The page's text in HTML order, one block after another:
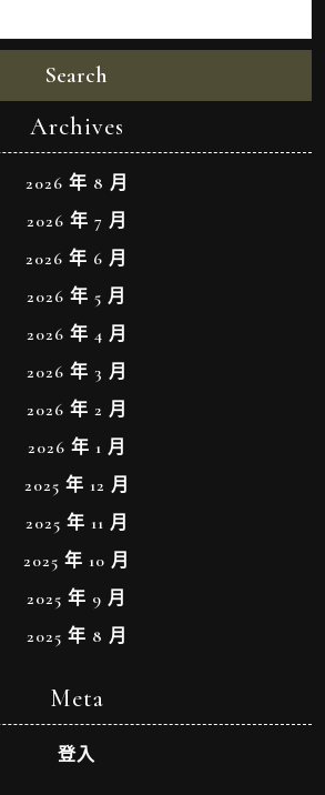
Search
Archives
2026 年 8 月
2026 年 7 月
2026 年 6 月
2026 年 5 月
2026 年 4 月
2026 年 3 月
2026 年 2 月
2026 年 1 月
2025 年 12 月
2025 年 11 月
2025 年 10 月
2025 年 9 月
2025 年 8 月
Meta
登入